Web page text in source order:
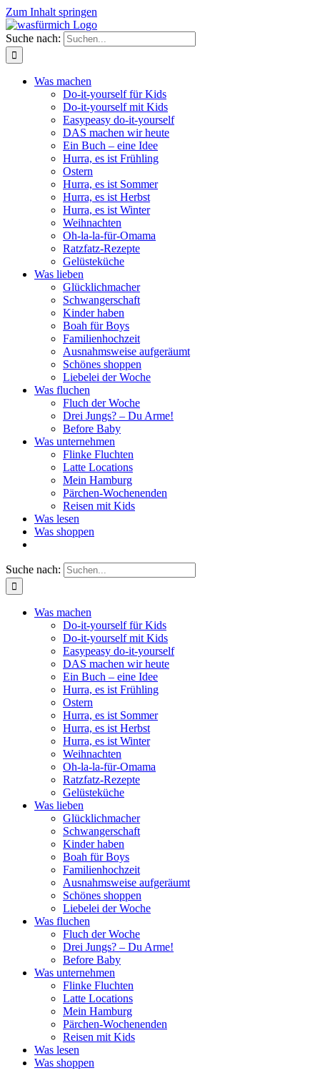
Zum Inhalt springen
Suche nach:
Was machen
Do-it-yourself für Kids
Do-it-yourself mit Kids
Easypeasy do-it-yourself
DAS machen wir heute
Ein Buch – eine Idee
Hurra, es ist Frühling
Ostern
Hurra, es ist Sommer
Hurra, es ist Herbst
Hurra, es ist Winter
Weihnachten
Oh-la-la-für-Omama
Ratzfatz-Rezepte
Gelüsteküche
Was lieben
Glücklichmacher
Schwangerschaft
Kinder haben
Boah für Boys
Familienhochzeit
Ausnahmsweise aufgeräumt
Schönes shoppen
Liebelei der Woche
Was fluchen
Fluch der Woche
Drei Jungs? – Du Arme!
Before Baby
Was unternehmen
Flinke Fluchten
Latte Locations
Mein Hamburg
Pärchen-Wochenenden
Reisen mit Kids
Was lesen
Was shoppen
Suche nach:
Was machen
Do-it-yourself für Kids
Do-it-yourself mit Kids
Easypeasy do-it-yourself
DAS machen wir heute
Ein Buch – eine Idee
Hurra, es ist Frühling
Ostern
Hurra, es ist Sommer
Hurra, es ist Herbst
Hurra, es ist Winter
Weihnachten
Oh-la-la-für-Omama
Ratzfatz-Rezepte
Gelüsteküche
Was lieben
Glücklichmacher
Schwangerschaft
Kinder haben
Boah für Boys
Familienhochzeit
Ausnahmsweise aufgeräumt
Schönes shoppen
Liebelei der Woche
Was fluchen
Fluch der Woche
Drei Jungs? – Du Arme!
Before Baby
Was unternehmen
Flinke Fluchten
Latte Locations
Mein Hamburg
Pärchen-Wochenenden
Reisen mit Kids
Was lesen
Was shoppen